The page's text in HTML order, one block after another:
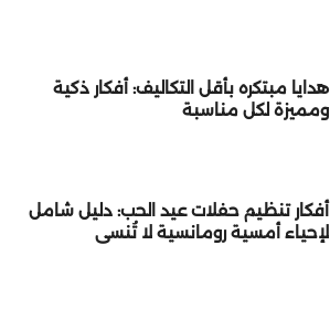
هدايا مبتكره بأقل التكاليف: أفكار ذكية
ومميزة لكل مناسبة
أفكار تنظيم حفلات عيد الحب: دليل شامل
لإحياء أمسية رومانسية لا تُنسى